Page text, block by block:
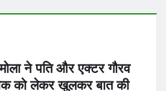
ने पति और एक्टर गौरव
को लेकर खुलकर बात की